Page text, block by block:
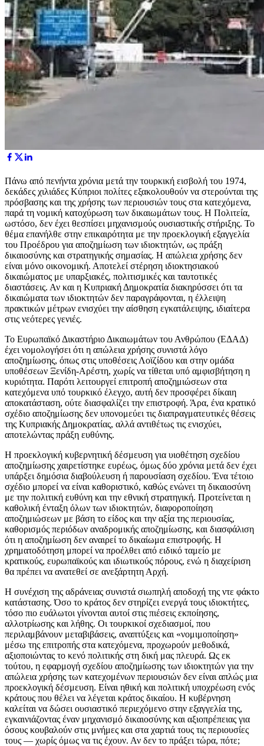
Πάνω από πενήντα χρόνια μετά την τουρκική εισβολή του 1974,
δεκάδες χιλιάδες Κύπριοι πολίτες εξακολουθούν να στερούνται της
πρόσβασης και της χρήσης των περιουσιών τους στα κατεχόμενα,
παρά τη νομική κατοχύρωση των δικαιωμάτων τους. Η Πολιτεία,
ωστόσο, δεν έχει θεσπίσει μηχανισμούς ουσιαστικής στήριξης. Το
θέμα επανήλθε στην επικαιρότητα με την προεκλογική εξαγγελία
του Προέδρου για αποζημίωση των ιδιοκτητών, ως πράξη
δικαιοσύνης και στρατηγικής σημασίας. Η απώλεια χρήσης δεν
είναι μόνο οικονομική. Αποτελεί στέρηση ιδιοκτησιακού
δικαιώματος με υπαρξιακές, πολιτισμικές και ταυτοτικές
διαστάσεις. Αν και η Κυπριακή Δημοκρατία διακηρύσσει ότι τα
δικαιώματα των ιδιοκτητών δεν παραγράφονται, η έλλειψη
πρακτικών μέτρων ενισχύει την αίσθηση εγκατάλειψης, ιδιαίτερα
στις νεότερες γενιές.
Το Ευρωπαϊκό Δικαστήριο Δικαιωμάτων του Ανθρώπου (ΕΔΑΔ)
έχει νομολογήσει ότι η απώλεια χρήσης συνιστά λόγο
αποζημίωσης, όπως στις υποθέσεις Λοϊζίδου και στην ομάδα
υποθέσεων Ξενίδη-Αρέστη, χωρίς να τίθεται υπό αμφισβήτηση η
κυριότητα. Παρότι λειτουργεί επιτροπή αποζημιώσεων στα
κατεχόμενα υπό τουρκικό έλεγχο, αυτή δεν προσφέρει δίκαιη
αποκατάσταση, ούτε διασφαλίζει την επιστροφή. Άρα, ένα κρατικό
σχέδιο αποζημίωσης δεν υπονομεύει τις διαπραγματευτικές θέσεις
της Κυπριακής Δημοκρατίας, αλλά αντιθέτως τις ενισχύει,
αποτελώντας πράξη ευθύνης.
Η προεκλογική κυβερνητική δέσμευση για υιοθέτηση σχεδίου
αποζημίωσης χαιρετίστηκε ευρέως, όμως δύο χρόνια μετά δεν έχει
υπάρξει δημόσια διαβούλευση ή παρουσίαση σχεδίου. Ένα τέτοιο
σχέδιο μπορεί να είναι καθοριστικό, καθώς ενώνει τη δικαιοσύνη
με την πολιτική ευθύνη και την εθνική στρατηγική. Προτείνεται η
καθολική ένταξη όλων των ιδιοκτητών, διαφοροποίηση
αποζημιώσεων με βάση το είδος και την αξία της περιουσίας,
καθορισμός περιόδων αναδρομικής αποζημίωσης, και διασφάλιση
ότι η αποζημίωση δεν αναιρεί το δικαίωμα επιστροφής. Η
χρηματοδότηση μπορεί να προέλθει από ειδικό ταμείο με
κρατικούς, ευρωπαϊκούς και ιδιωτικούς πόρους, ενώ η διαχείριση
θα πρέπει να ανατεθεί σε ανεξάρτητη Αρχή.
Η συνέχιση της αδράνειας συνιστά σιωπηλή αποδοχή της ντε φάκτο
κατάστασης. Όσο το κράτος δεν στηρίζει ενεργά τους ιδιοκτήτες,
τόσο πιο ευάλωτοι γίνονται αυτοί στις πιέσεις εκποίησης,
αλλοτρίωσης και λήθης. Οι τουρκικοί σχεδιασμοί, που
περιλαμβάνουν μεταβιβάσεις, αναπτύξεις και «νομιμοποίηση»
μέσω της επιτροπής στα κατεχόμενα, προχωρούν μεθοδικά,
αξιοποιώντας το κενό πολιτικής στη δική μας πλευρά. Ως εκ
τούτου, η εφαρμογή σχεδίου αποζημίωσης των ιδιοκτητών για την
απώλεια χρήσης των κατεχομένων περιουσιών δεν είναι απλώς μια
προεκλογική δέσμευση. Είναι ηθική και πολιτική υποχρέωση ενός
κράτους που θέλει να λέγεται κράτος δικαίου. Η κυβέρνηση
καλείται να δώσει ουσιαστικό περιεχόμενο στην εξαγγελία της,
εγκαινιάζοντας έναν μηχανισμό δικαιοσύνης και αξιοπρέπειας για
όσους κουβαλούν στις μνήμες και στα χαρτιά τους τις περιουσίες
τους — χωρίς όμως να τις έχουν. Αν δεν το πράξει τώρα, πότε;